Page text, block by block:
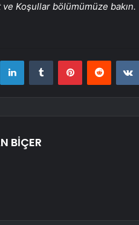
Koşullar bölümümüze bakın.
LinkedInTumblr PinterestReddit
BİÇER